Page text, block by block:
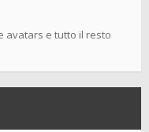
avatars e tutto il resto